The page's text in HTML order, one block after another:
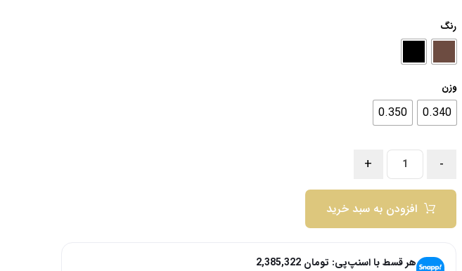
رنگ
وزن
0.340
0.350
-
+
افزودن به سبد خرید
هر قسط با اسنپ‌پی: تومان 2,385,322